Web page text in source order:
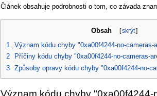
Článek obsahuje podrobnosti o tom, co závada
Obsah [ skrýt ]
1 Význam kódu chyby "0xa00f4244-no-cameras-
2
Příčiny kódu chyby "0xa00f4244-no-cameras-
3 Způsoby opravy kódu chyby "0xa00f4244-no-
Význam kódu chyby